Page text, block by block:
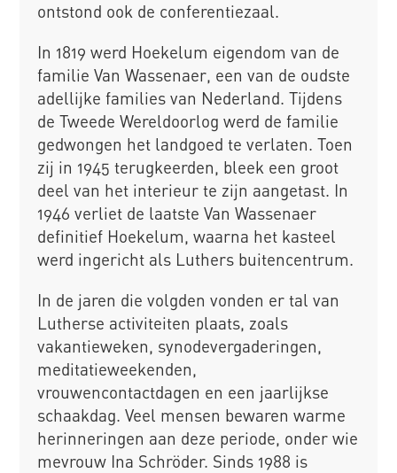
ontstond ook de conferentiezaal.
In 1819 werd Hoekelum eigendom van de
familie Van Wassenaer, een van de oudste
adellijke families van Nederland. Tijdens
de Tweede Wereldoorlog werd de familie
gedwongen het landgoed te verlaten. Toen
zij in 1945 terugkeerden, bleek een groot
deel van het interieur te zijn aangetast. In
1946 verliet de laatste Van Wassenaer
definitief Hoekelum, waarna het kasteel
werd ingericht als Luthers buitencentrum.
In de jaren die volgden vonden er tal van
Lutherse activiteiten plaats, zoals
vakantieweken, synodevergaderingen,
meditatieweekenden,
vrouwencontactdagen en een jaarlijkse
schaakdag. Veel mensen bewaren warme
herinneringen aan deze periode, onder wie
mevrouw Ina Schröder. Sinds 1988 is